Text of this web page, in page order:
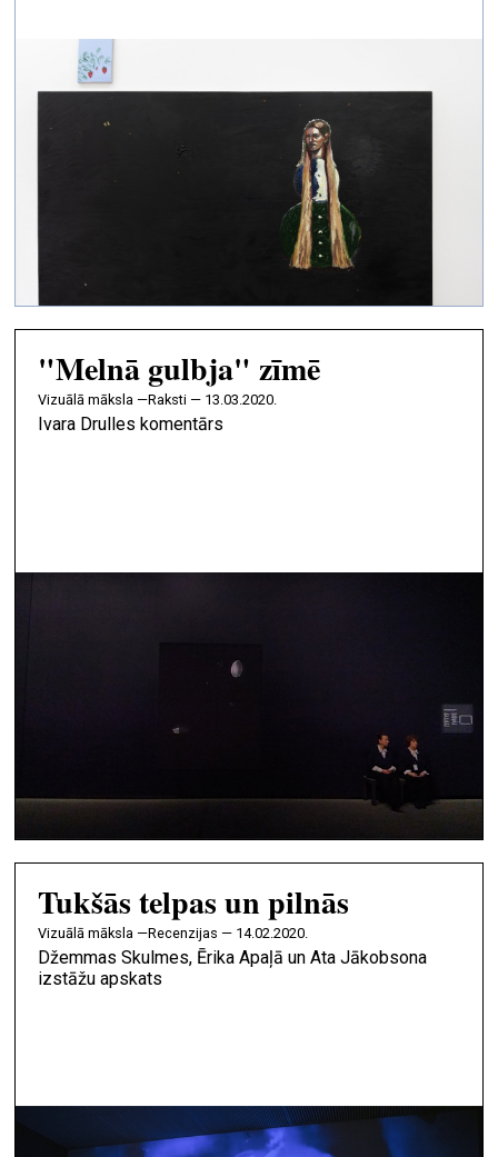
"Melnā gulbja" zīmē
vizuālā māksla —Raksti — 13.03.2020.
Ivara Drulles komentārs
Tukšās telpas un pilnās
vizuālā māksla —Recenzijas — 14.02.2020.
Džemmas Skulmes, Ērika Apaļā un Ata Jākobsona
izstāžu apskats